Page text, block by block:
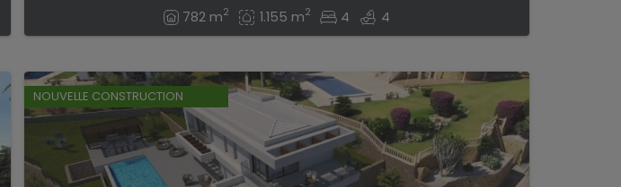
782 m2 1.155 m2 4 4
NOUVELLE CONSTRUCTION